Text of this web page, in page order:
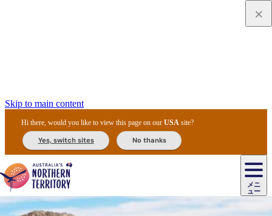
Skip to main content
Hi there, would you like to view this page on ourUSA site?
Yes, switch sites No thanks
メニ
ュー
ア
ーダ
ス
カ
カ
チ
ル
ル
ジ
ジ
ャ/
住
民
ド
＆
バ
ア・
ア
ド
同
機
プ
ラ